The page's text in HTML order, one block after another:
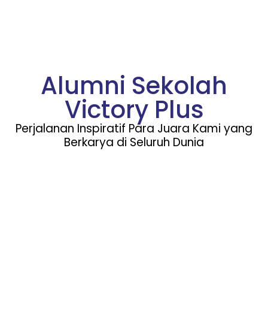
Alumni Sekolah
Victory Plus
Perjalanan Inspiratif Para Juara Kami yang
Berkarya di Seluruh Dunia